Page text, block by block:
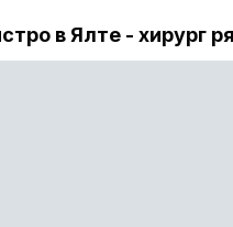
в Ялте - хирург